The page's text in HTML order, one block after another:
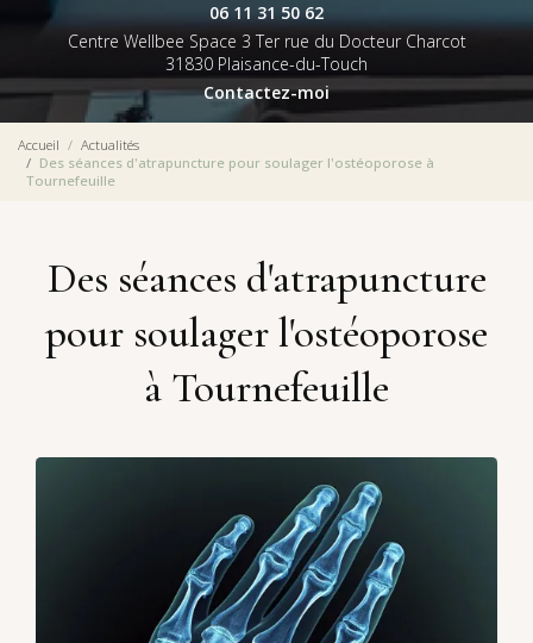
06 11 31 50 62
Centre Wellbee Space 3 Ter rue du Docteur Charcot
31830 Plaisance-du-Touch
Contactez-moi
Accueil
Actualités
Des séances d'atrapuncture pour soulager l'ostéoporose à
Tournefeuille
Des séances d'atrapuncture
pour soulager l'ostéoporose
à Tournefeuille